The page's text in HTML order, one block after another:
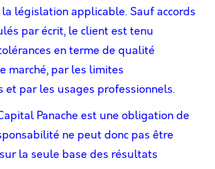
législation applicable. Sauf accords
par écrit, le client est tenu
en terme de qualité
marché, par les limites
et par les usages professionnels.
Panache est une obligation de
ne peut donc pas être
la seule base des résultats